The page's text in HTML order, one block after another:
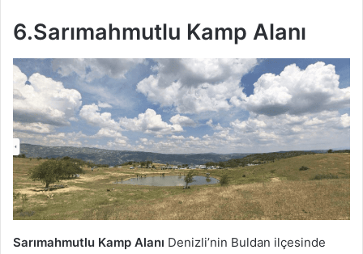
6.Sarımahmutlu Kamp Alanı
Sarımahmutlu Kamp Alanı Denizli’nin Buldan ilçesinde